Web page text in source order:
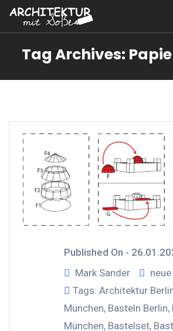
Tag Archives:
Published On -
Mark Sander
Tags: Architektur
München, Basteln Berlin,
München, Bastelset,